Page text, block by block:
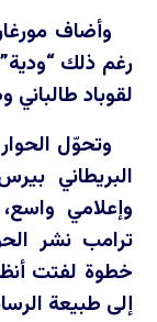
وأضاف
رغم ذلك
لقوباد
وتحوّل
البريطاني
وإعلامي
ترامب نشر
خطوة لفتت
إلى طبيعة